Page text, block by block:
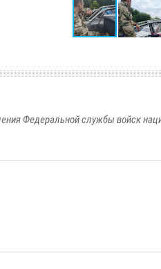
Федеральной службы войск